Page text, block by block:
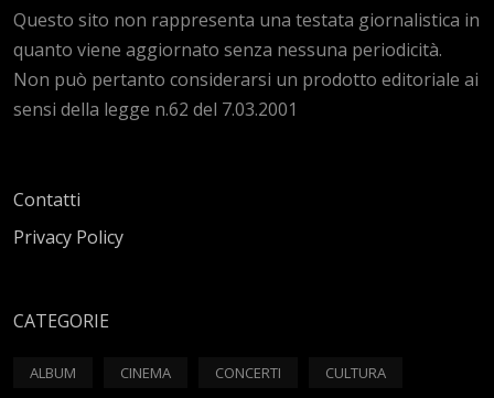
Questo sito non rappresenta una testata giornalistica in
quanto viene aggiornato senza nessuna periodicità.
Non può pertanto considerarsi un prodotto editoriale ai
sensi della legge n.62 del 7.03.2001
Contatti
Privacy Policy
CATEGORIE
ALBUM CINEMA CONCERTI CULTURA